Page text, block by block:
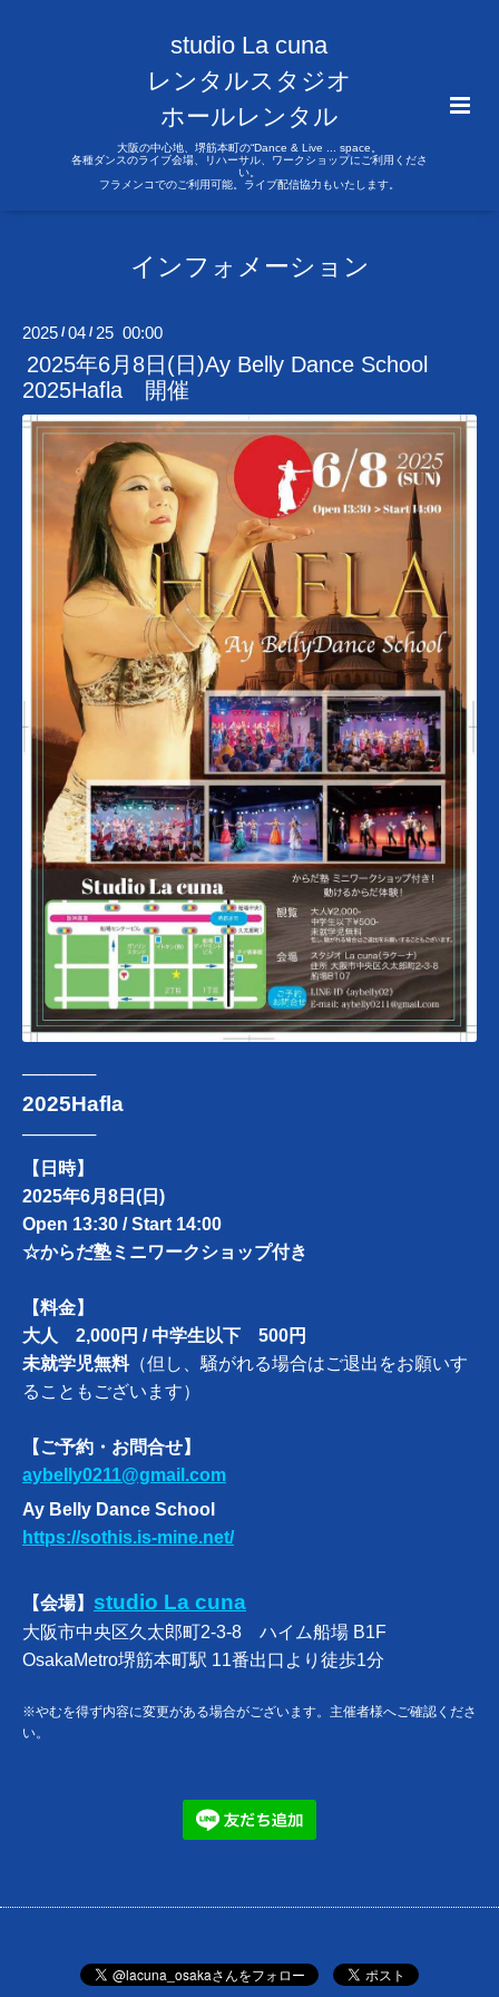
studio La cuna
レンタルスタジオ
ホールレンタル
大阪の中心地、堺筋本町の“Dance & Live ... space。
各種ダンスのライブ会場、リハーサル、ワークショップにご利用くださ
い。
フラメンコでのご利用可能。ライブ配信協力もいたします。
インフォメーション
2025 /04 / 25 00:00
2025年6月8日(日)Ay Belly Dance School
2025Hafla 開催
──────
2025Hafla
──────
【日時】
2025年6月8日(日)
Open 13:30 / Start 14:00
☆からだ塾ミニワークショップ付き
【料金】
大人 2,000円 / 中学生以下 500円
未就学児無料（但し、騒がれる場合はご退出をお願いす
ることもございます）
【ご予約・お問合せ】
aybelly0211@gmail.com
Ay Belly Dance School
https://sothis.is-mine.net/
【会場】 studio La cuna
大阪市中央区久太郎町2-3-8 ハイム船場 B1F
OsakaMetro堺筋本町駅 11番出口より徒歩1分
※やむを得ず内容に変更がある場合がございます。主催者様へご確認くださ
い。